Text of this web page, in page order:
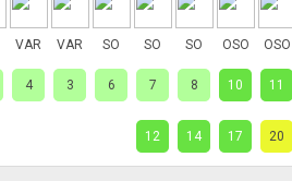
VAR VAR SO SO SO OSO OSO
4 3 6 7 8 10 11
12 14 17 20